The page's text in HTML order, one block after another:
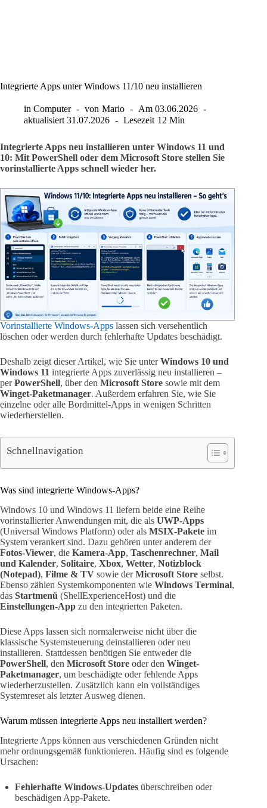
Integrierte Apps unter Windows 11/10 neu installieren
in Computer von Mario Am 03.06.2026
aktualisiert 31.07.2026 Lesezeit 12 Min
Integrierte Apps neu installieren unter Windows 11 und
10: Mit PowerShell oder dem Microsoft Store stellen Sie
vorinstallierte Apps schnell wieder her.
Vorinstallierte Windows-Apps lassen sich versehentlich
löschen oder werden durch fehlerhafte Updates beschädigt.
Deshalb zeigt dieser Artikel, wie Sie unterWindows 10 und
Windows 11 integrierte Apps zuverlässig neu installieren –
perPowerShell, über den Microsoft Store sowie mit dem
Winget-Paketmanager. Außerdem erfahren Sie, wie Sie
einzelne oder alle Bordmittel-Apps in wenigen Schritten
wiederherstellen.
Schnellnavigation
Was sind integrierte Windows-Apps?
Windows 10 und Windows 11 liefern beide eine Reihe
vorinstallierter Anwendungen mit, die als UWP-Apps
(Universal Windows Platform) oder als MSIX-Pakete im
System verankert sind. Dazu gehören unter anderem der
Fotos-Viewer, die Kamera-App, Taschenrechner, Mail
und Kalender, Solitaire, Xbox, Wetter, Notizblock
(Notepad), Filme & TV sowie derMicrosoft Store selbst.
Ebenso zählen Systemkomponenten wie Windows Terminal,
das Startmenü (ShellExperienceHost) und die
Einstellungen-App zu den integrierten Paketen.
Diese Apps lassen sich normalerweise nicht über die
klassische Systemsteuerung deinstallieren oder neu
installieren. Stattdessen benötigen Sie entweder die
PowerShell, den Microsoft Store oder den Winget-
Paketmanager, um beschädigte oder fehlende Apps
wiederherzustellen. Zusätzlich kann ein vollständiges
Systemreset als letzter Ausweg dienen.
Warum müssen integrierte Apps neu installiert werden?
Integrierte Apps können aus verschiedenen Gründen nicht
mehr ordnungsgemäß funktionieren. Häufig sind es folgende
Ursachen:
Fehlerhafte Windows-Updates überschreiben oder
beschädigen App-Pakete.